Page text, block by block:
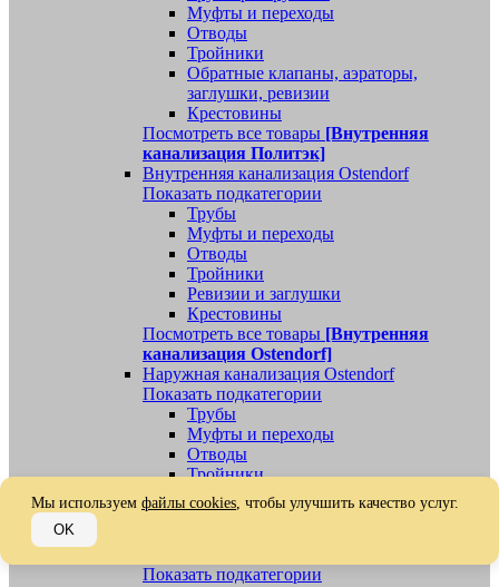
Муфты и переходы
Отводы
Тройники
Обратные клапаны, аэраторы,
заглушки, ревизии
Крестовины
Посмотреть все товары [Внутренняя
канализация Политэк]
Внутренняя канализация Ostendorf
Показать подкатегории
Трубы
Муфты и переходы
Отводы
Тройники
Ревизии и заглушки
Крестовины
Посмотреть все товары [Внутренняя
канализация Ostendorf]
Наружная канализация Ostendorf
Показать подкатегории
Трубы
Муфты и переходы
Отводы
Тройники
Ревизии, заглушки, обратные клапаны
Посмотреть все товары[Наружная
Показать подкатегории
Мы используем файлы cookies, чтобы улучшить качество услуг.
OK